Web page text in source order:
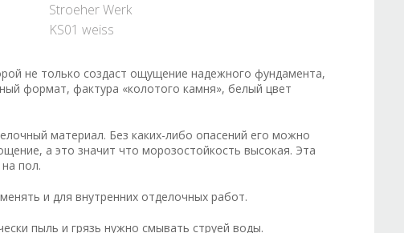
Stroeher Werk
KS01 weiss
не только создаст ощущение надежного фундамента,
формат, фактура «колотого камня», белый цвет
материал. Без каких-либо опасений его можно
а это значит что морозостойкость высокая. Эта
пол.
и для внутренних отделочных работ.
пыль и грязь нужно смывать струей воды.